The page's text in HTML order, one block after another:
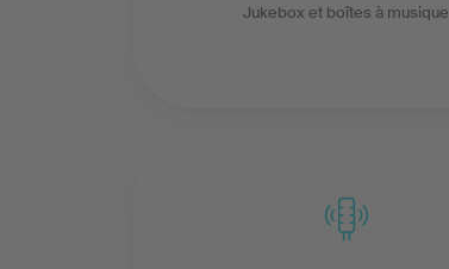
Jukebox et boîtes à musique